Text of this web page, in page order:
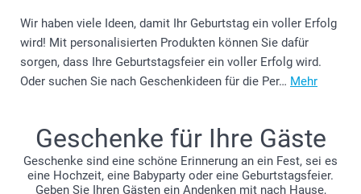
Wir haben viele Ideen, damit Ihr Geburtstag ein voller Erfolg
wird! Mit personalisierten Produkten können Sie dafür
sorgen, dass Ihre Geburtstagsfeier ein voller Erfolg wird.
Oder suchen Sie nach Geschenkideen für die Per… Mehr
Geschenke für Ihre Gäste
Geschenke sind eine schöne Erinnerung an ein Fest, sei es
eine Hochzeit, eine Babyparty oder eine Geburtstagsfeier.
Geben Sie Ihren Gästen ein Andenken mit nach Hause,